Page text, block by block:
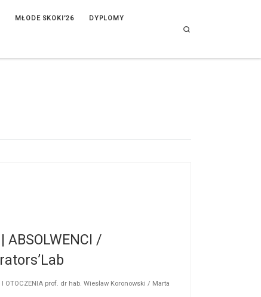
MŁODE SKOKI’26 DYPLOMY
ABSOLWENCI /
OTOCZENIA prof. dr hab. Wiesław Koronowski / Marta